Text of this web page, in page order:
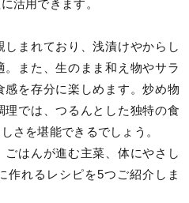
活用できます。
まれており、浅漬けやからし
また、生のまま和え物やサラ
感を存分に楽しめます。炒め物
では、つるんとした独特の食
さを堪能できるでしょう。
はんが進む主菜、体にやさし
作れるレシピを5つご紹介しま